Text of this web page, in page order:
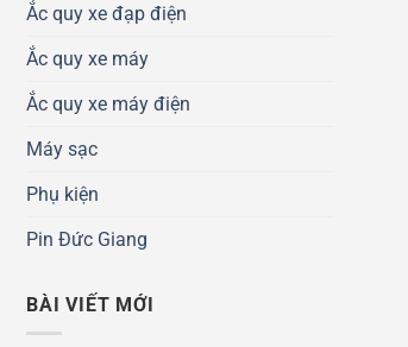
Ắc quy xe đạp điện
Ắc quy xe máy
Ắc quy xe máy điện
Máy sạc
Phụ kiện
Pin Đức Giang
BÀI VIẾT MỚI